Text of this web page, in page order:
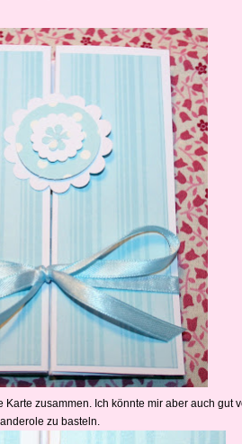
zusammen. Ich könnte mir aber auch gut
zu basteln.